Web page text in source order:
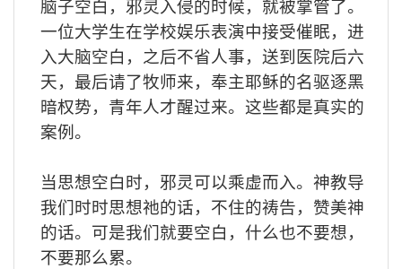
脑子空白，邪灵入侵的时候，就被掌管了。
一位大学生在学校娱乐表演中接受催眠，进
入大脑空白，之后不省人事，送到医院后六
天，最后请了牧师来，奉主耶稣的名驱逐黑
暗权势，青年人才醒过来。这些都是真实的
案例。
当思想空白时，邪灵可以乘虚而入。神教导
我们时时思想祂的话，不住的祷告，赞美神
的话。可是我们就要空白，什么也不要想，
不要那么累。